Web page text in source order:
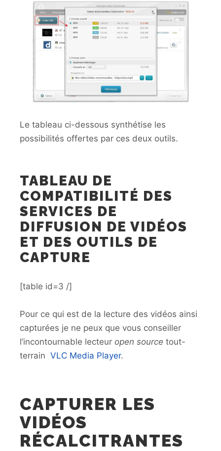
Le tableau ci-dessous synthétise les
possibilités offertes par ces deux outils.
TABLEAU DE
COMPATIBILITÉ DES
SERVICES DE
DIFFUSION DE VIDÉOS
ET DES OUTILS DE
CAPTURE
[table id=3 /]
Pour ce qui est de la lecture des vidéos ainsi
capturées je ne peux que vous conseiller
l’incontournable lecteur open source tout-
terrain VLC Media Player.
CAPTURER LES
VIDÉOS
RÉCALCITRANTES